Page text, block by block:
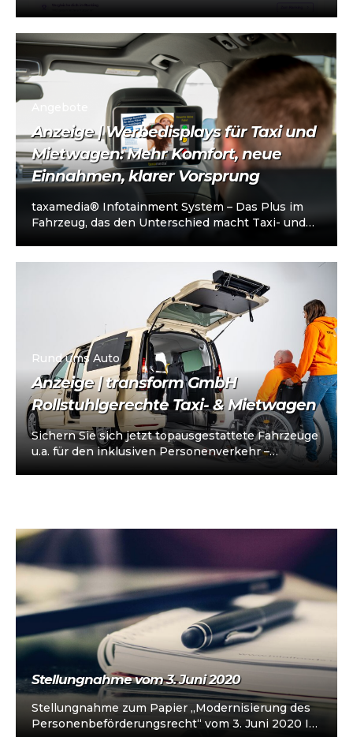
Anzeige | Werbedisplays für Taxi und
Mietwagen: Mehr Komfort, neue
Einnahmen, klarer Vorsprung
taxamedia® Infotainment System – Das Plus im
Fahrzeug, das den Unterschied macht Taxi- und
Rund ums Auto
Anzeige | transform GmbH
Rollstuhlgerechte Taxi- & Mietwagen
Sichern Sie sich jetzt topausgestattete Fahrzeuge
u.a. für den inklusiven Personenverkehr –
Stellungnahme vom 3. Juni 2020
Stellungnahme zum Papier „Modernisierung des
Personenbeförderungsrecht“ vom 3. Juni 2020 Im